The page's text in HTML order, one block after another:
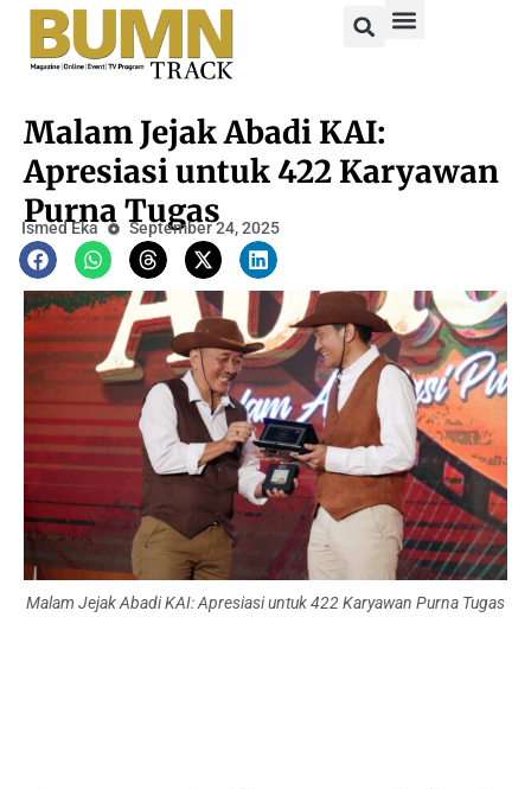
Malam Jejak Abadi KAI:
Apresiasi untuk 422 Karyawan
Purna Tugas
Ismed Eka September 24, 2025
Malam Jejak Abadi KAI: Apresiasi untuk 422 Karyawan Purna Tugas